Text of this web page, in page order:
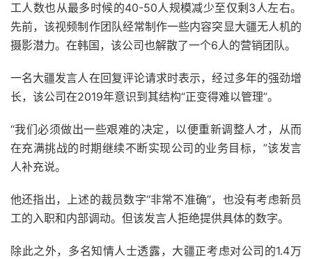
工人数也从最多时候的40-50人规模减少至仅剩3人左右。
先前，该视频制作团队经常制作一些内容突显大疆无人机的
摄影潜力。在韩国，该公司也解散了一个6人的营销团队。
一名大疆发言人在回复评论请求时表示，经过多年的强劲增
长，该公司在2019年意识到其结构“正变得难以管理”。
“我们必须做出一些艰难的决定，以便重新调整人才，从而
在充满挑战的时期继续不断实现公司的业务目标，”该发言
人补充说。
他还指出，上述的裁员数字“非常不准确”，也没有考虑新员
工的入职和内部调动。但该发言人拒绝提供具体的数字。
除此之外，多名知情人士透露，大疆正考虑对公司的1.4万